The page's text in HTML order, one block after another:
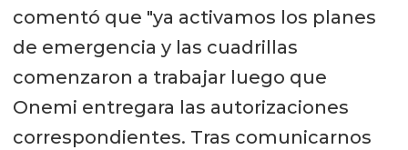
comentó que "ya activamos los planes
de emergencia y las cuadrillas
comenzaron a trabajar luego que
Onemi entregara las autorizaciones
correspondientes. Tras comunicarnos